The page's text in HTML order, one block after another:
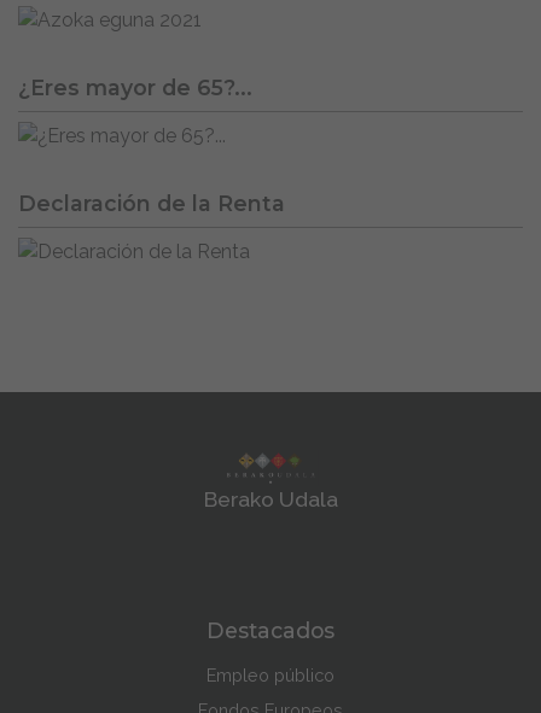
¿Eres mayor de 65?...
Declaración de la Renta
Berako Udala
Destacados
Empleo público